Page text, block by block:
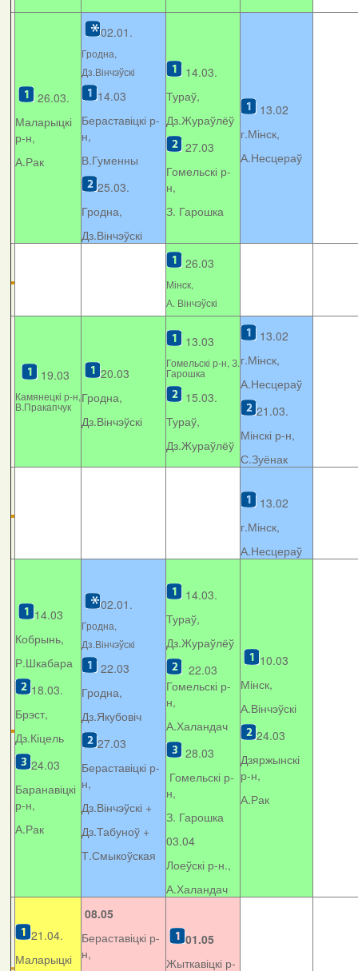
26.03.
Маларыцкі
р-н,
А.Рак
02.01.
Гродна,
Дз.Вінчэўскі
14.03
Бераставіцкі р-
н,
В.Гуменны
25.03.
Гродна,
Дз.Вінчэўскі
14.03.
Тураў,
Дз.Жураўлёў
27.03
Гомельскі р-
н,
З. Гарошка
13.02
г.Мінск,
А.Несцераў
26.03
Мінcк,
А. Вінчэўскі
19.03
Камянецкі р-н,
В.Пракапчук
20.03
Гродна,
Дз.Вінчэўскі
13.03
Гомельскі р-н, З.
Гарошка
15.03.
Тураў,
Дз.Жураўлёў
13.02
г.Мінск,
А.Несцераў
21.03.
Мінскі р-н,
С.Зуёнак
13.02
г.Мінск,
А.Несцераў
14.03
Кобрынь,
Р.Шкабара
18.03.
Брэст,
Дз.Кіцель
24.03
Баранавіцкі
р-н,
А.Рак
02.01.
Гродна,
Дз.Вінчэўскі
22.03
Гродна,
Дз.Якубовіч
27.03
Бераставіцкі р-
н,
Дз.Вінчэўскі +
Дз.Табуноў +
Т.Смыкоўская
14.03.
Тураў,
Дз.Жураўлёў
22.03
Гомельскі р-
н,
А.Халандач
28.03
Гомельскі р-
н,
З. Гарошка
03.04
Лоеўскі р-н.,
А.Халандач
10.03
Мінск,
А.Вінчэўскі
24.03
Дзяржынскі
р-н,
А.Рак
21.04.
Маларыцкі
08.05
Бераставіцкі р-
н,
01.05
Жыткавіцкі р-